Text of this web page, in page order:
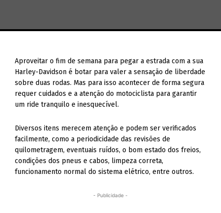
Aproveitar o fim de semana para pegar a estrada com a sua
Harley-Davidson é botar para valer a sensação de liberdade
sobre duas rodas. Mas para isso acontecer de forma segura
requer cuidados e a atenção do motociclista para garantir
um ride tranquilo e inesquecível.
Diversos itens merecem atenção e podem ser verificados
facilmente, como a periodicidade das revisões de
quilometragem, eventuais ruídos, o bom estado dos freios,
condições dos pneus e cabos, limpeza correta,
funcionamento normal do sistema elétrico, entre outros.
- Publicidade -